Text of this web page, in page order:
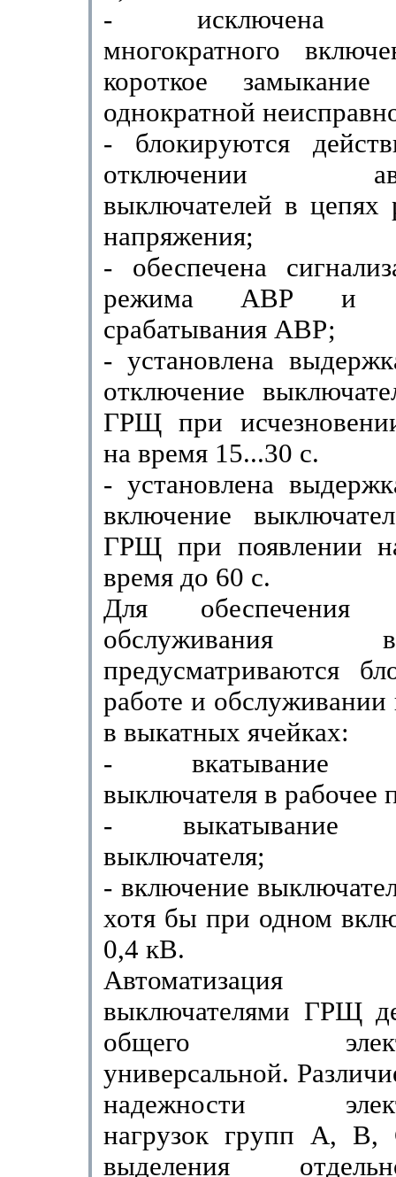
- исключена
многократного
короткое
однократной
- блокируются
отключении
выключателей в цепях
напряжения;
- обеспечена
режима АВР и
срабатывания АВР;
- установлена
отключение
ГРЩ при
на время 15...30 с.
- установлена
включение
ГРЩ при появлении
время до 60 с.
Для обеспечения
предусматриваются
работе и обслуживании
в выкатных ячейках:
- вкатывание
выключателя в рабочее
- выкатывание
выключателя;
- включение
хотя бы при одном
0,4 кВ.
Автоматизация
выключателями ГРЩ
общего
универсальной.
надежности
нагрузок групп А, В,
выделения